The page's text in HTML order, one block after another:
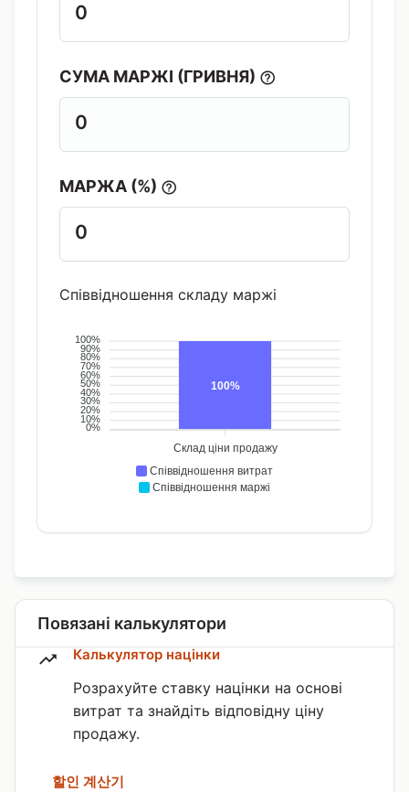
0
СУМА МАРЖІ (ГРИВНЯ)
0
МАРЖА (%)
0
Співвідношення складу маржі
Співвідношення витрат
Співвідношення маржі
Склад ціни продажу
100%
100%
90%
80%
70%
60%
50%
40%
30%
20%
10%
0%
Повязані калькулятори
Калькулятор націнки
Розрахуйте ставку націнки на основі
витрат та знайдіть відповідну ціну
продажу.
할인 계산기